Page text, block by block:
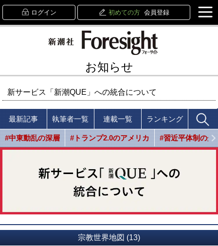
ログイン 初めての方 会員登録
お知らせ
新サービス「新潮QUE」への統合について
最新記事 執筆者一覧 連載一覧 ランキング
#中東動乱の深層 #トランプ2.0のアメリカ #習近平体制の光
宗教世界地図 (13)